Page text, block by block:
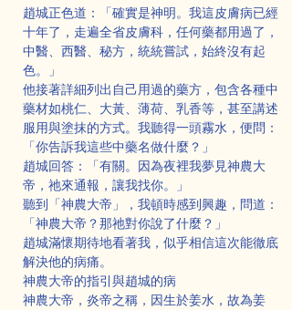
趙城正色道：「確實是神明。我這皮膚病已經
十年了，走遍全省皮膚科，任何藥都用過了，
中醫、西醫、秘方，統統嘗試，始終沒有起
色。」
他接著詳細列出自己用過的藥方，包含各種中
藥材如桃仁、大黃、薄荷、乳香等，甚至講述
服用與塗抹的方式。我聽得一頭霧水，便問：
「你告訴我這些中藥名做什麼？」
趙城回答：「有關。因為夜裡我夢見神農大
帝，祂來通報，讓我找你。」
聽到「神農大帝」，我頓時感到興趣，問道：
「神農大帝？那祂對你說了什麼？」
趙城滿懷期待地看著我，似乎相信這次能徹底
解決他的病痛。
神農大帝的指引與趙城的病
神農大帝，炎帝之稱，因生於姜水，故為姜